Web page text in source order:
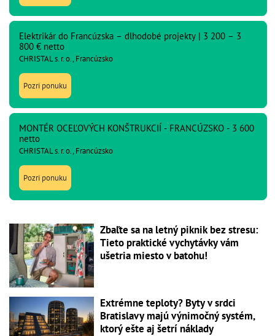
Elektrikár do Francúzska – dlhodobé projekty | 3 200 – 3
800 € netto
CHRISTAL s. r. o., Francúzsko
Pozri ponuku
MONTÉR OCEĽOVÝCH KONŠTRUKCIÍ - FRANCÚZSKO - 3 600
netto
CHRISTAL s. r. o., Francúzsko
Pozri ponuku
Zbaľte sa na letný piknik bez stresu:
Tieto praktické vychytávky vám
ušetria miesto v batohu!
Extrémne teploty? Byty v srdci
Bratislavy majú výnimočný systém,
ktorý ešte aj šetrí náklady